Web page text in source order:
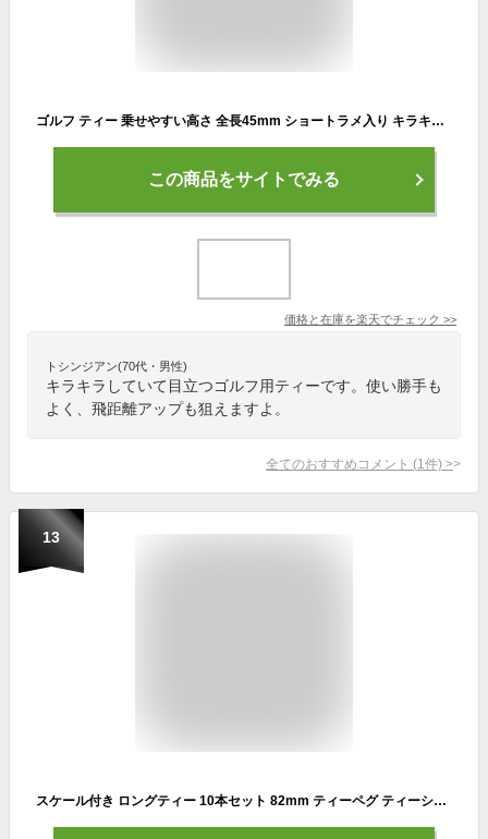
ゴルフ ティー 乗せやすい高さ 全長45mm ショートラメ入り キラキラ目立つ 見つけやすいゴルフ カラー ティーライト(LITE)T-391ライトドライブラメ入り ティー45
この商品をサイトでみる
価格と在庫を楽天でチェック >>
トシンジアン(70代・男性)
キラキラしていて目立つゴルフ用ティーです。使い勝手も
よく、飛距離アップも狙えますよ。
全てのおすすめコメント (1 件) >
13
スケール付き ロングティー 10本セット 82mm ティーペグ ティーショット 安定 ウッド専用 リング付き 目盛り 5mm間隔 摩擦抵抗を軽減 乗せやすい ゴルフティー ゴルフ練習器具 トレーニング器具 ゴルフ用品 練習用品 練習器具 ゴルフ用品 飛距離アップ